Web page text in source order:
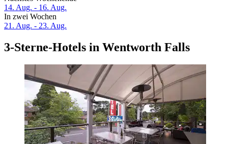
14. Aug. - 16. Aug.
In zwei Wochen
21. Aug. - 23. Aug.
3-Sterne-Hotels in Wentworth Falls